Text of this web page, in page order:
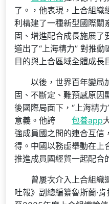
了。，他表現，上合組織
利構建了一種新型國際關
固、增進配合成長施展了
道出了“上海精力” 對推
目的與上合區域全體成長
以後，世界百年變局
固、不斷定、難預感原因
後國際局面下，“上海精
意義。他誇
包養app
強成員國之間的連合互信
得。中國以務虛舉動在上
推進成員國經貿一起配合
曾屢次介入上合組織
吐報》副總編纂魯斯蘭·